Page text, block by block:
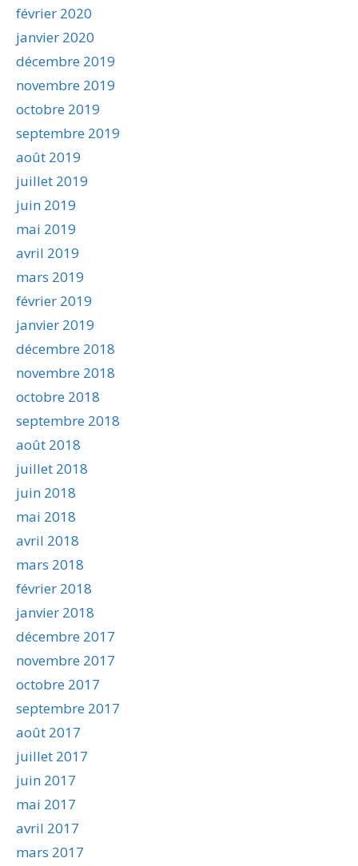
février 2020
janvier 2020
décembre 2019
novembre 2019
octobre 2019
septembre 2019
août 2019
juillet 2019
juin 2019
mai 2019
avril 2019
mars 2019
février 2019
janvier 2019
décembre 2018
novembre 2018
octobre 2018
septembre 2018
août 2018
juillet 2018
juin 2018
mai 2018
avril 2018
mars 2018
février 2018
janvier 2018
décembre 2017
novembre 2017
octobre 2017
septembre 2017
août 2017
juillet 2017
juin 2017
mai 2017
avril 2017
mars 2017